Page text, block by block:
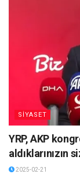
SİYASET
YRP, AKP
aldıklarınızın
2025-02-21